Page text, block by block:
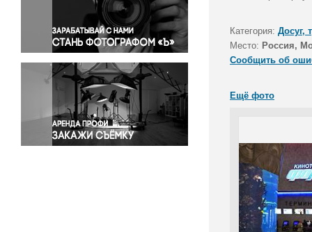
Правосудие
Происшествия и конфликты
Религия
Светская жизнь
Спорт
Экология
Экономика и бизнес
Категория: Досуг,
Место: Россия,
Сообщить об
Ещё фото